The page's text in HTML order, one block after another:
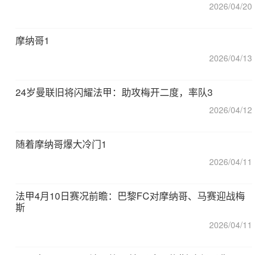
2026/04/20
摩纳哥1
2026/04/13
24岁曼联旧将闪耀法甲：助攻梅开二度，率队3
2026/04/12
随着摩纳哥爆大冷门1
2026/04/11
法甲4月10日赛况前瞻：巴黎FC对摩纳哥、马赛迎战梅
斯
2026/04/11